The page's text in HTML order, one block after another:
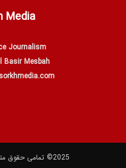
Media
Journalism
Basir Mesbah
2025© تمامی حقوق متعلق به‌ رسانه‌ی پل‌سرخ است.